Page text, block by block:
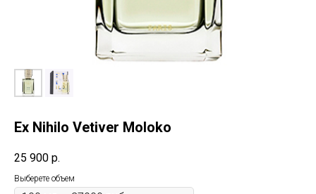
Ex Nihilo Vetiver Moloko
25 900 р.
Выберете объем